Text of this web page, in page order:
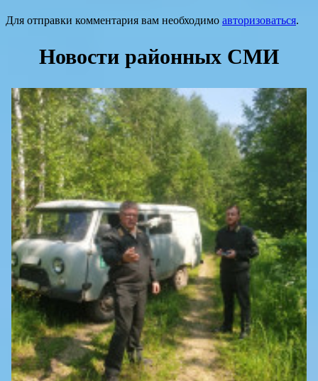
Для отправки комментария вам необходимо авторизоваться.